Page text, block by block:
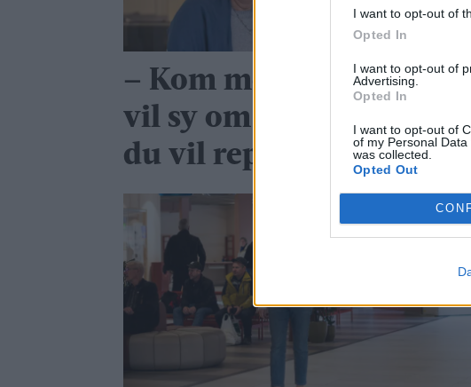
I want to opt-out of
Opted In
I want to opt-out of
Advertising.
Opted In
I want to opt-out of
of my Personal
was collected.
Opted Out
– Kom med det du
vil sy om eller ting
du vil reparere